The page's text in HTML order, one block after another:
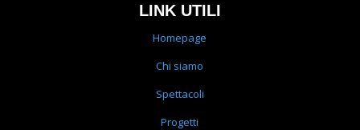
LINK UTILI
Homepage
Chi siamo
Spettacoli
Progetti